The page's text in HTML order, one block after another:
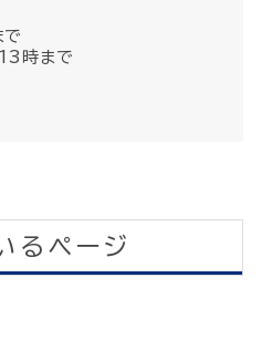
時まで
るページ